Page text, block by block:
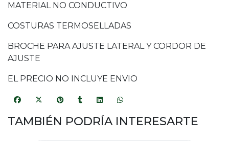
MATERIAL NO CONDUCTIVO
COSTURAS TERMOSELLADAS
BROCHE PARA AJUSTE LATERAL Y CORDOR DE
AJUSTE
EL PRECIO NO INCLUYE ENVIO
TAMBIÉN PODRÍA INTERESARTE